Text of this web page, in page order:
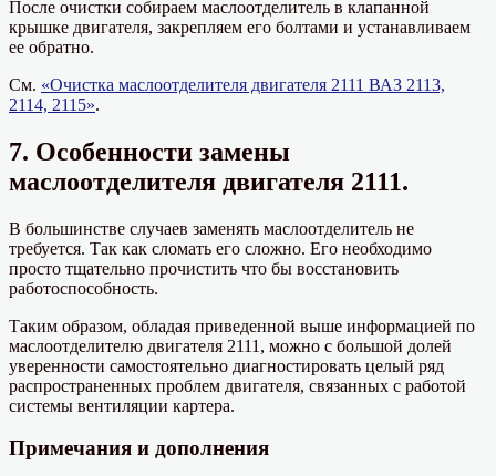
После очистки собираем маслоотделитель в клапанной
крышке двигателя, закрепляем его болтами и устанавливаем
ее обратно.
См. «Очистка маслоотделителя двигателя 2111 ВАЗ 2113,
2114, 2115».
7. Особенности замены
маслоотделителя двигателя 2111.
В большинстве случаев заменять маслоотделитель не
требуется. Так как сломать его сложно. Его необходимо
просто тщательно прочистить что бы восстановить
работоспособность.
Таким образом, обладая приведенной выше информацией по
маслоотделителю двигателя 2111, можно с большой долей
уверенности самостоятельно диагностировать целый ряд
распространенных проблем двигателя, связанных с работой
системы вентиляции картера.
Примечания и дополнения